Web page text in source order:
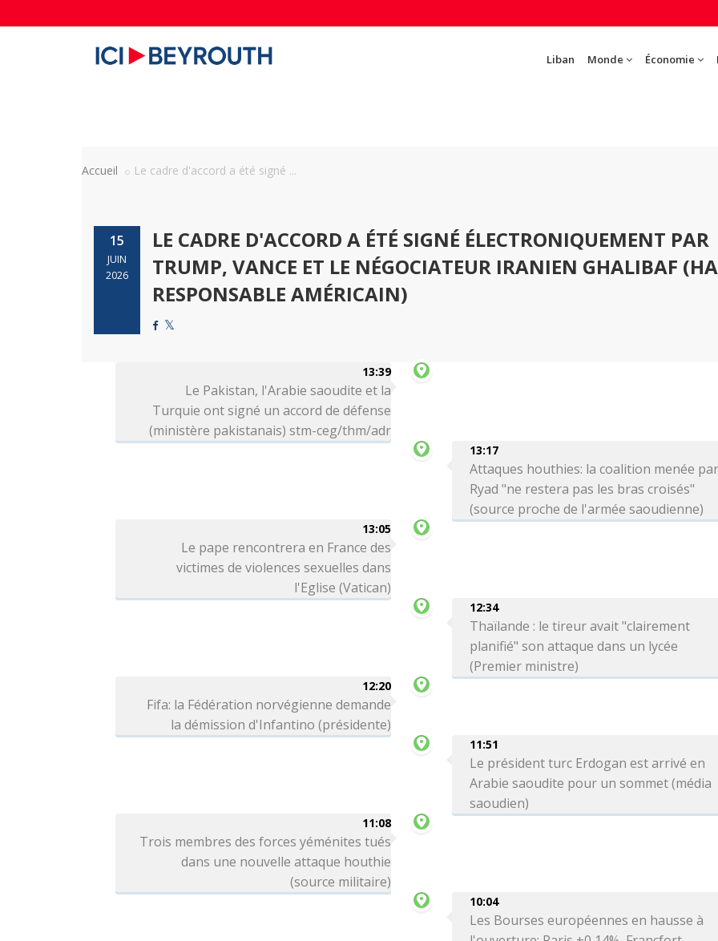
Liban Monde Économie
Accueil Le cadre d'accord a été signé ...
15
JUIN
2026
LE CADRE D'ACCORD A ÉTÉ SIGNÉ ÉLECTRONIQUEMENT PAR
TRUMP, VANCE ET LE NÉGOCIATEUR IRANIEN GHALIBAF
RESPONSABLE AMÉRICAIN)
13:39
Le Pakistan, l'Arabie saoudite et la
Turquie ont signé un accord de défense
(ministère pakistanais) stm-ceg/thm/adr
13:17
Attaques houthies: la coalition menée
Ryad "ne restera pas les bras croisés"
(source proche de l'armée saoudienne)
13:05
Le pape rencontrera en France des
victimes de violences sexuelles dans
l'Eglise (Vatican)
12:34
Thaïlande : le tireur avait "clairement
planifié" son attaque dans un lycée
(Premier ministre)
12:20
Fifa: la Fédération norvégienne demande
la démission d'Infantino (présidente)
11:51
Le président turc Erdogan est arrivé en
Arabie saoudite pour un sommet (média
saoudien)
11:08
Trois membres des forces yéménites tués
dans une nouvelle attaque houthie
(source militaire)
10:04
Les Bourses européennes en hausse à